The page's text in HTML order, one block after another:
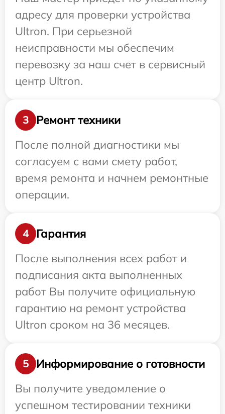
адресу для проверки устройства
Ultron. При серьезной
неисправности мы обеспечим
перевозку за наш счет в сервисный
центр Ultron.
3
Ремонт техники
После полной диагностики мы
согласуем с вами смету работ,
время ремонта и начнем ремонтные
операции.
4
Гарантия
После выполнения всех работ и
подписания акта выполненных
работ Вы получите официальную
гарантию на ремонт устройства
Ultron сроком на 36 месяцев.
5
Информирование о готовности
Вы получите уведомление о
успешном тестировании техники